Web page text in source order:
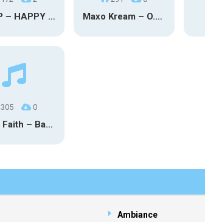
Quail P – HAPPY TEARS Maxo Kream – O.Y.N
305 0
Carter Faith – Bar Star Vevo
Ambiance